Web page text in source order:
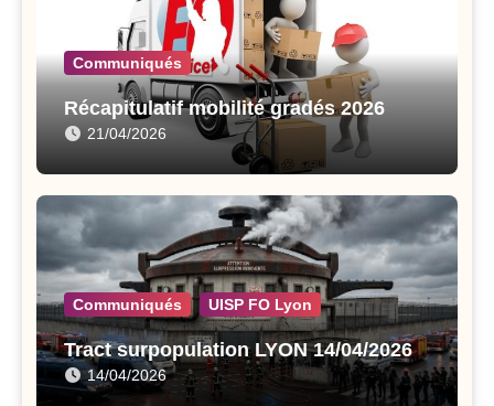
Communiqués
Récapitulatif mobilité gradés 2026
21/04/2026
Communiqués UISP FO Lyon
Tract surpopulation LYON 14/04/2026
14/04/2026